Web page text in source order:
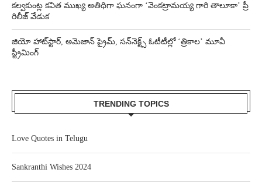
కల్వకుంట్ల కవిత ముఖ్య అతిథిగా ఘనంగా ‘వెంకట్రామయ్య గారి తాలూకా’ ప్రీ
రిలీజ్ వేడుక
జియో హాట్‌స్టార్, అమెజాన్ ప్రైమ్, సన్‌నెక్ట్స్ ఓటీటీల్లో ‘త్రికాల’ మూవీ
స్ట్రీమింగ్
TRENDING TOPICS
Love Quotes in Telugu
Sankranthi Wishes 2024